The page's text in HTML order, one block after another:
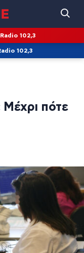
102,3
102,3
Μέχρι πότε